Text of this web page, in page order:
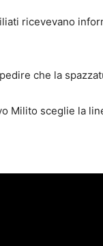
ricevevano
che la
Milito sceglie la